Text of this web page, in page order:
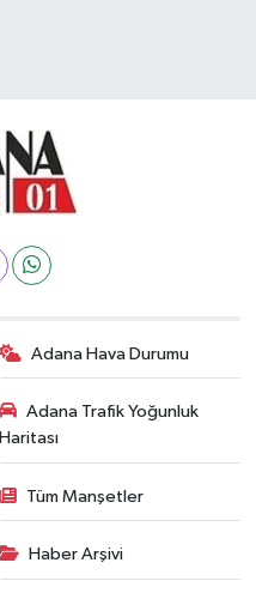
Adana Hava Durumu
Adana Trafik Yoğunluk
Haritası
Tüm Manşetler
Haber Arşivi